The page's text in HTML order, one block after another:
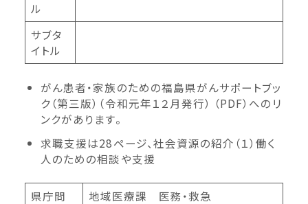
ル
サブタ
イトル
がん患者・家族のための福島県がんサポートブッ
ク（第三版）（令和元年１２月発行） （PDF）へのリ
ンクがあります。
求職支援は28ページ、社会資源の紹介（１）働く
人のための相談や支援
県庁問
地域医療課 医務・救急